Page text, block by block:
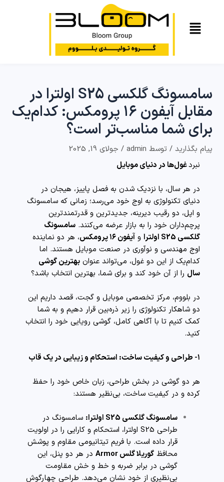
سامسونگ گلکسی S25 اولترا در
مقابل آیفون ۱۶ پرومکس: کدام‌یک
برای شما مناسب‌تر است؟
پیام بگذارید / توسط admin
/ جولای 19, 2025
نبردغول‌ها در دنیای موبایل
در هر سال، با نزدیک شدن به فصل پاییز، هیجان در
دنیای تکنولوژی به اوج خود می‌رسد؛ زمانی که سامسونگ
و اپل، دو رقیب دیرینه، جدیدترین و قدرتمندترین
پرچم‌داران خود را به بازار عرضه می‌کنند.سامسونگ
گلکسی S25 اولترا
وآیفون ۱۶ پرومکس
، هر دو نماینده
اوج مهندسی و نوآوری در صنعت موبایل هستند. اما
کدام‌یک از این دو غول، می‌تواند عنوانبهترین گوشی
سال را از آن خود کند و برای شما، بهترین انتخاب باشد؟
در بلووم، مرکز تخصصی موبایل و گجت، قصد داریم این
دو شاهکار تکنولوژی را زیر ذره‌بین قرار دهیم و به شما
کمک کنیم تا با آگاهی کامل، گوشی رویایی خود را انتخاب
کنید.
۱- طراحی و کیفیت ساخت: استحکام و زیبایی در یک قاب
هر دو گوشی در بخش طراحی، زبان خاص خود را حفظ
کرده و در کیفیت ساخت، بی‌نظیر هستند:
سامسونگ گلکسی S25 اولترا:
سامسونگ در
طراحی S25 اولترا، استحکام و کارایی را در اولویت
قرار داده است. با فریم تیتانیومی مقاوم و پوشش
محافظگوریلا گلس Armor
در هر دو پنل، این
گوشی در برابر ضربه و خط و خش مقاومت
بی‌نظیری از خود نشان می‌دهد. طراحی چهارگوش